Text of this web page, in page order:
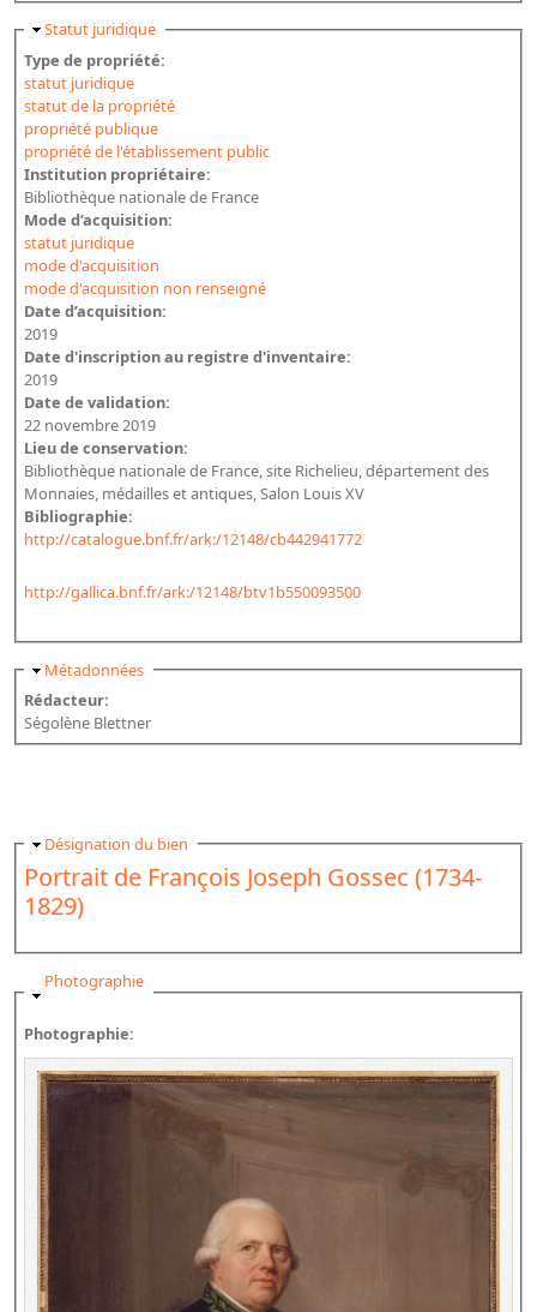
Masquer
Statut juridique
Type de propriété:
statut juridique
statut de la propriété
propriété publique
propriété de l'établissement public
Institution propriétaire:
Bibliothèque nationale de France
Mode d’acquisition:
statut juridique
mode d'acquisition
mode d'acquisition non renseigné
Date d’acquisition:
2019
Date d'inscription au registre d'inventaire:
2019
Date de validation:
22 novembre 2019
Lieu de conservation:
Bibliothèque nationale de France, site Richelieu, département des
Monnaies, médailles et antiques, Salon Louis XV
Bibliographie:
http://catalogue.bnf.fr/ark:/12148/cb442941772
http://gallica.bnf.fr/ark:/12148/btv1b550093500
Masquer
Métadonnées
Rédacteur:
Ségolène Blettner
Masquer
Désignation du bien
Portrait de François Joseph Gossec (1734-
1829)
Masquer
Photographie
Photographie: